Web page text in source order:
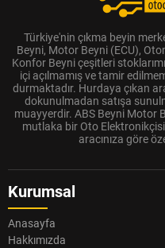
Türkiye'nin çıkma beyin
Beyni, Motor Beyni (ECU),
Konfor Beyni çeşitleri
içi açılmamış ve tamir
durmaktadır. Hurdaya çıkan
dokunulmadan satışa
muayyerdir. ABS Beyni Motor
mutlaka bir Oto Elektronikçisi
aracınıza göre
Kurumsal
Anasayfa
Hakkımızda